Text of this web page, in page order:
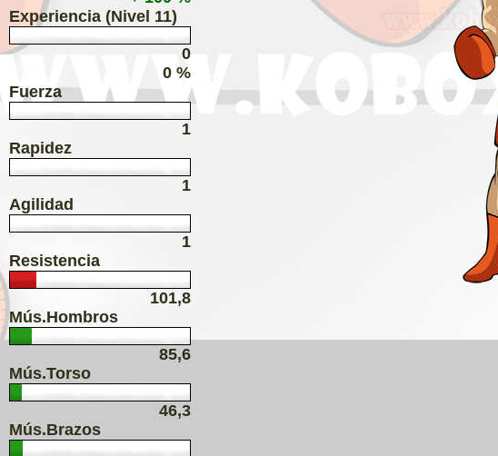
Experiencia (Nivel 11)
0
0 %
Fuerza
1
Rapidez
1
Agilidad
1
Resistencia
101,8
Mús.Hombros
85,6
Mús.Torso
46,3
Mús.Brazos